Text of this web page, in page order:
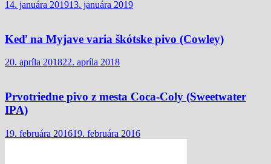
14. januára 201913. januára 2019
Keď na Myjave varia škótske pivo (Cowley)
20. apríla 201822. apríla 2018
Prvotriedne pivo z mesta Coca-Coly (Sweetwater
IPA)
19. februára 201619. februára 2016